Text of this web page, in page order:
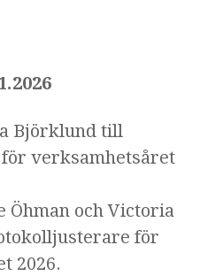
Björklund till
verksamhetsåret
Öhman och Victoria
för
2026.